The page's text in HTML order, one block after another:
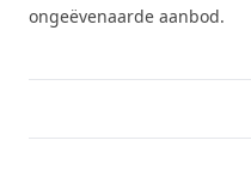
ongeëvenaarde aanbod.